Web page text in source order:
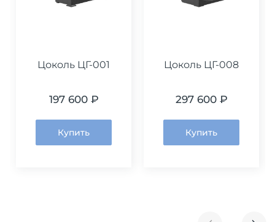
Цоколь ЦГ-001
197 600 ₽
Купить
Цоколь ЦГ-008
297 600 ₽
Купить